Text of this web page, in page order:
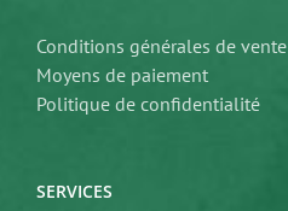
Conditions générales de vente
Moyens de paiement
Politique de confidentialité
SERVICES